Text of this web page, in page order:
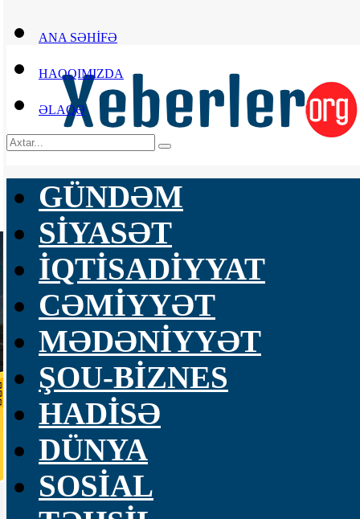
ANA SƏHİFƏ
HAQQIMIZDA
ƏLAQƏ
GÜNDƏM
SİYASƏT
İQTİSADİYYAT
CƏMİYYƏT
MƏDƏNİYYƏT
ŞOU-BİZNES
HADİSƏ
DÜNYA
SOSİAL